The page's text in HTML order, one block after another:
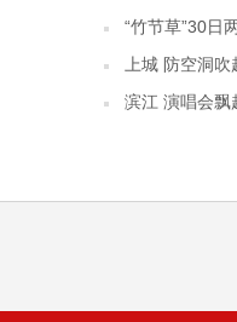
“竹节草”30日
上城 防空洞
滨江 演唱会飘